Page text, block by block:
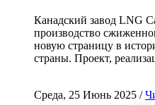
Канадский завод LNG
производство
новую страницу в
страны. Проект,
Среда, 25 Июнь 2025 /